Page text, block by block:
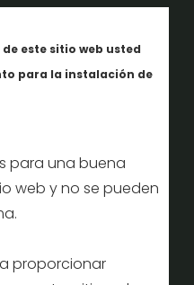
este sitio web usted
para la instalación de
para una buena
web y no se pueden
proporcionar